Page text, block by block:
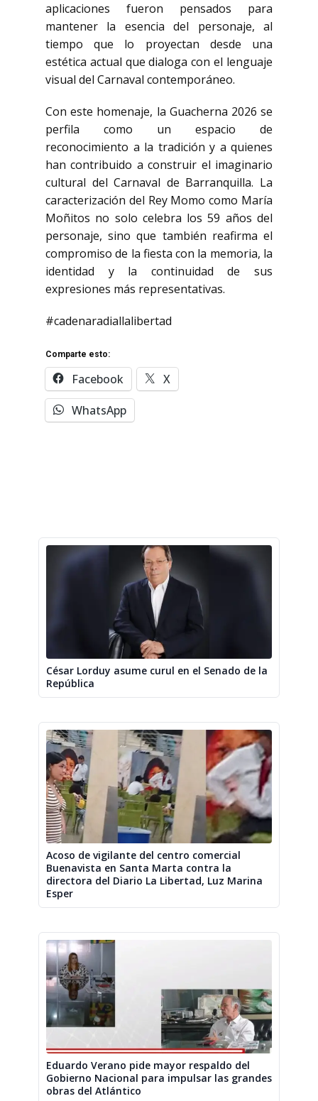
aplicaciones fueron pensados para
mantener la esencia del personaje, al
tiempo que lo proyectan desde una
estética actual que dialoga con el lenguaje
visual del Carnaval contemporáneo.
Con este homenaje, la Guacherna 2026 se
perfila como un espacio de
reconocimiento a la tradición y a quienes
han contribuido a construir el imaginario
cultural del Carnaval de Barranquilla. La
caracterización del Rey Momo como María
Moñitos no solo celebra los 59 años del
personaje, sino que también reafirma el
compromiso de la fiesta con la memoria, la
identidad y la continuidad de sus
expresiones más representativas.
#cadenaradiallalibertad
Comparte esto:
Facebook
X
WhatsApp
César Lorduy asume curul en el Senado de la
República
Acoso de vigilante del centro comercial
Buenavista en Santa Marta contra la
directora del Diario La Libertad, Luz Marina
Esper
Eduardo Verano pide mayor respaldo del
Gobierno Nacional para impulsar las grandes
obras del Atlántico